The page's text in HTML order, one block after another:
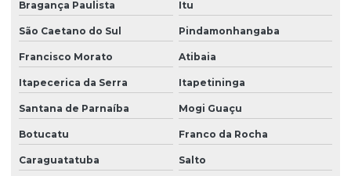
Empresa terceirização zeladoria
Empresa terceirizada de limpeza
Empresa terceirizada portaria
Empresa de zeladoria e portaria
Empresas de limpeza zeladoria
Empresas de portaria virtual
Bragança Paulista Itu
São Caetano do Sul Pindamonhangaba
Francisco Morato Atibaia
Itapecerica da Serra Itapetininga
Santana de Parnaíba Mogi Guaçu
Botucatu Franco da Rocha
Caraguatatuba Salto